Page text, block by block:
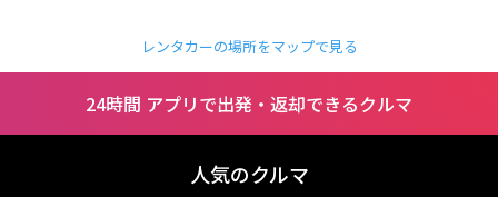
レンタカーの場所をマップで見る
24時間 アプリで出発・返却できるクルマ
人気のクルマ